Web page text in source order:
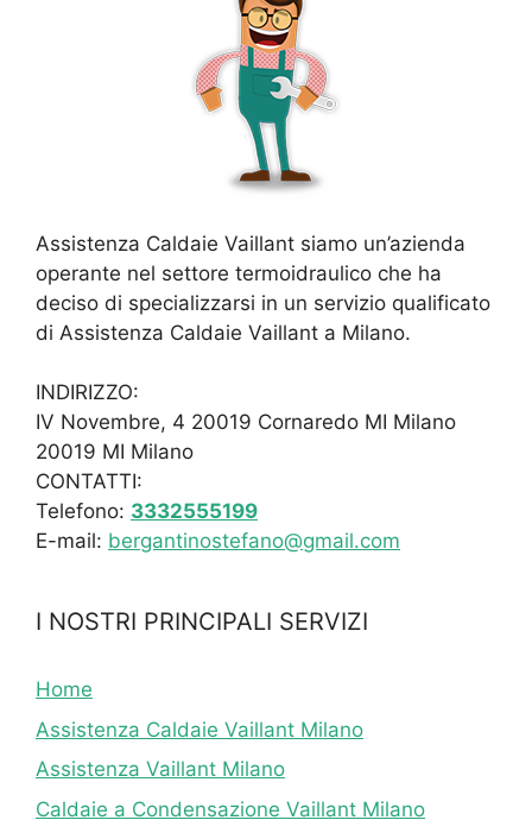
Assistenza Caldaie Vaillant siamo un’azienda
operante nel settore termoidraulico che ha
deciso di specializzarsi in un servizio qualificato
di Assistenza Caldaie Vaillant a Milano.
INDIRIZZO:
IV Novembre, 4 20019 Cornaredo MI Milano
20019 MI Milano
CONTATTI:
Telefono: 3332555199
E-mail: bergantinostefano@gmail.com
I NOSTRI PRINCIPALI SERVIZI
Home
Assistenza Caldaie Vaillant Milano
Assistenza Vaillant Milano
Caldaie a Condensazione Vaillant Milano